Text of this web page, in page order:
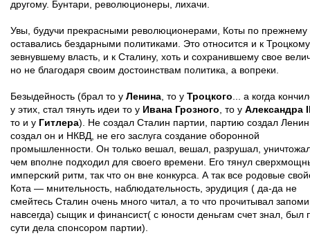
другому. Бунтари, революционеры, лихачи.
Увы, будучи прекрасными революционерами, Коты по прежнему
оставались бездарными политиками. Это относится и к
зевнувшему власть, и к Сталину, хоть и сохранившему свое
но не благодаря своим достоинствам политика, а вопреки.
Безыдейность (брал то у Ленина, то у Троцкого... а когда
у этих, стал тянуть идеи то у Ивана Грозного, то у Александра
то и у Гитлера). Не создал Сталин партии, партию создал
создал он и НКВД, не его заслуга создание оборонной
промышленности. Он только вешал, вешал, разрушал,
чем вполне подходил для своего времени. Его тянул
имперский ритм, так что он вне конкурса. А так все родовые
Кота — мнительность, наблюдательность, эрудиция ( да-да не
смейтесь Сталин очень много читал, а то что прочитывал
навсегда) сыщик и финансист( с юности деньгам счет знал, был
сути дела спонсором партии).